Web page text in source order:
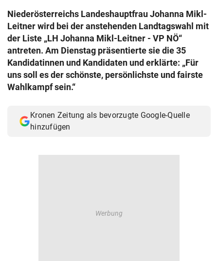
Niederösterreichs Landeshauptfrau Johanna Mikl-
Leitner wird bei der anstehenden Landtagswahl mit
der Liste „LH Johanna Mikl-Leitner - VP NÖ“
antreten. Am Dienstag präsentierte sie die 35
Kandidatinnen und Kandidaten und erklärte: „Für
uns soll es der schönste, persönlichste und fairste
Wahlkampf sein.“
Kronen Zeitung als bevorzugte Google-Quelle
hinzufügen